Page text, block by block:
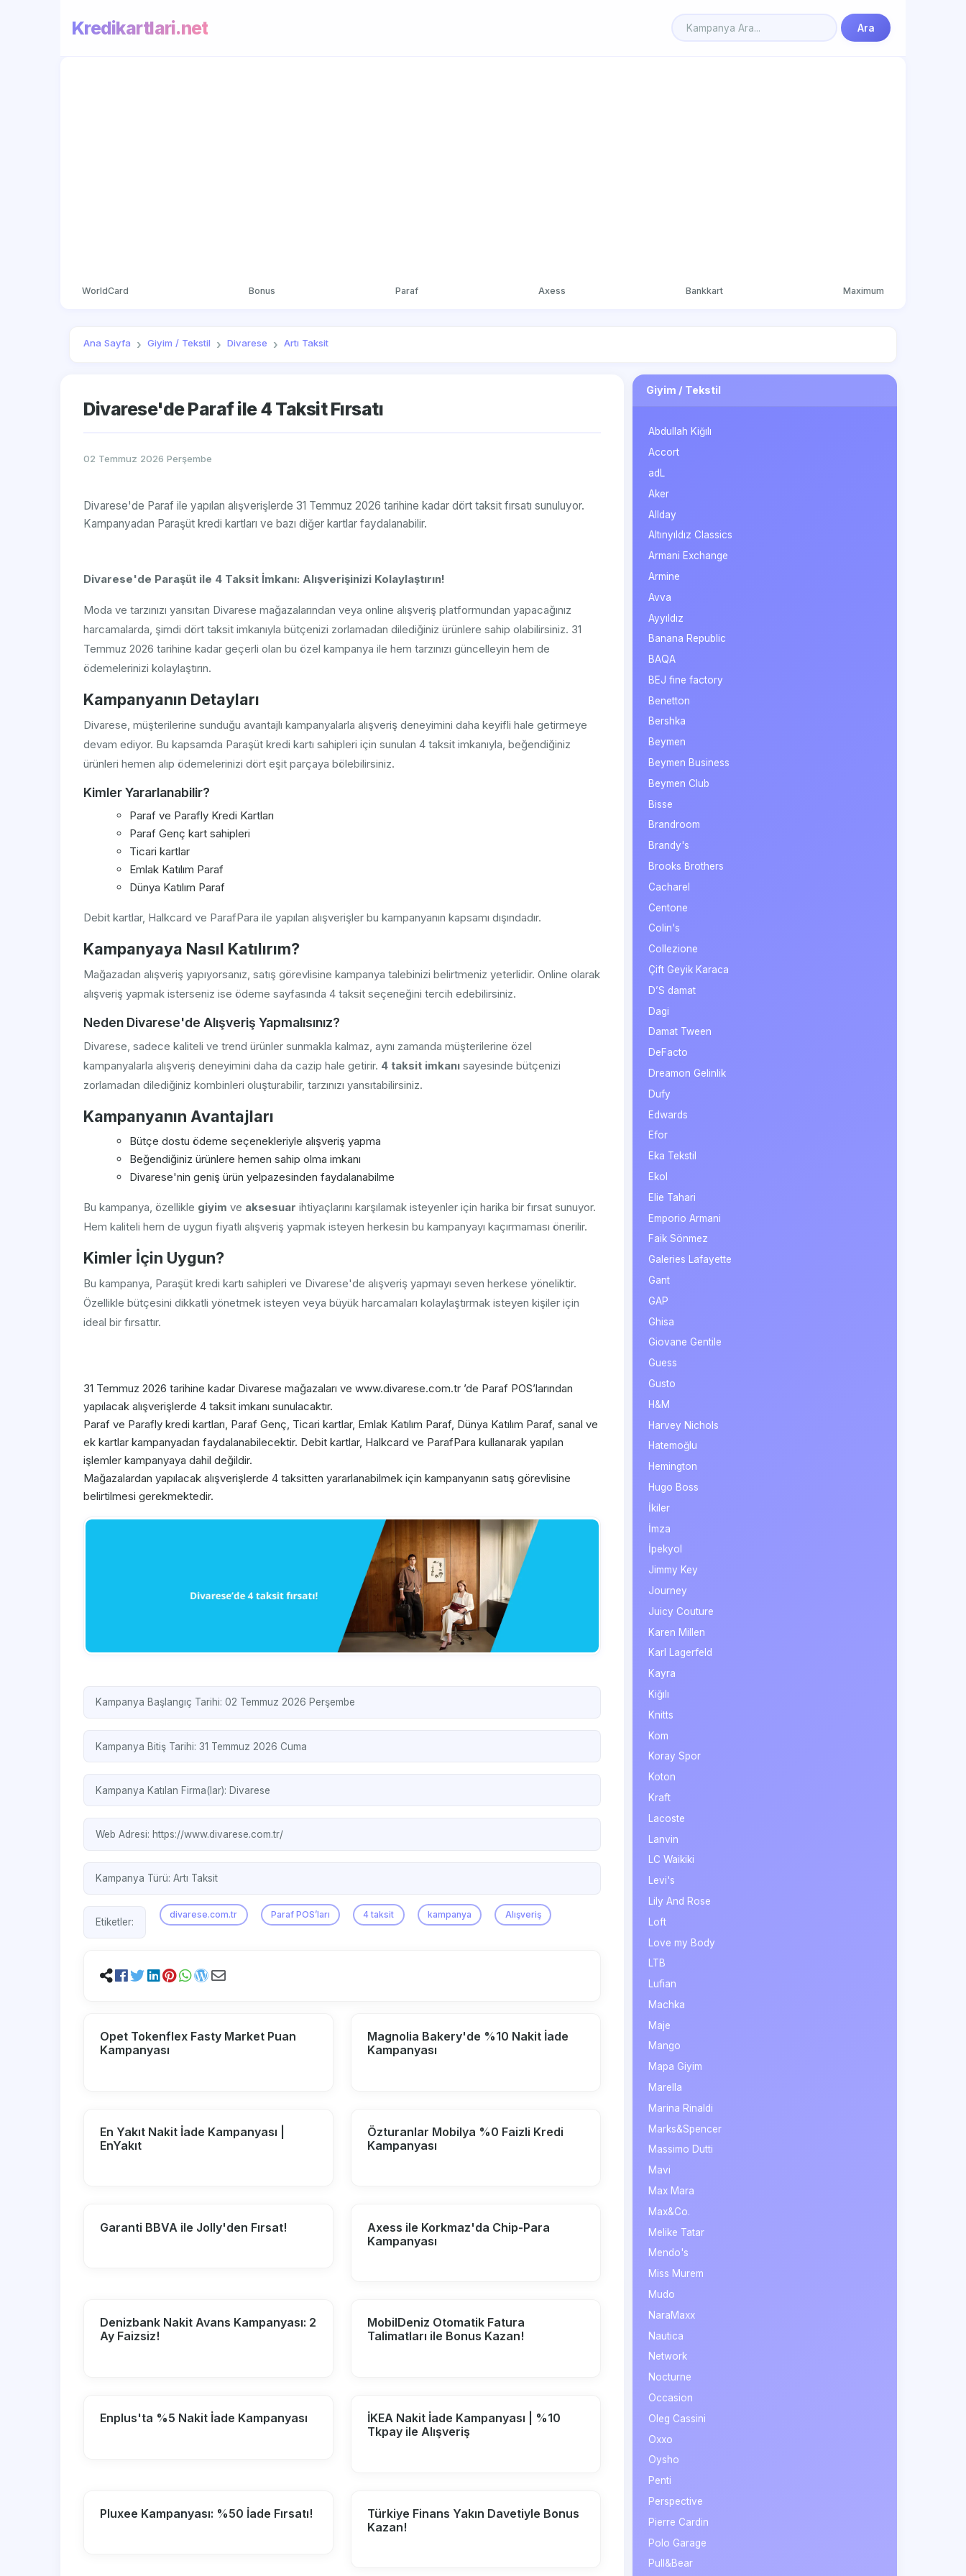
Kredikartlari.net Ara
WorldCard Bonus Paraf Axess Bankkart Maximum
Ana Sayfa Giyim / Tekstil Divarese Artı Taksit
Divarese'de Paraf ile 4 Taksit Fırsatı
02 Temmuz 2026 Perşembe
Divarese'de Paraf ile yapılan alışverişlerde 31 Temmuz 2026 tarihine kadar dört taksit fırsatı sunuluyor.
Kampanyadan Paraşüt kredi kartları ve bazı diğer kartlar faydalanabilir.
Divarese'de Paraşüt ile 4 Taksit İmkanı: Alışverişinizi Kolaylaştırın!
Moda ve tarzınızı yansıtan Divarese mağazalarından veya online alışveriş platformundan yapacağınız
harcamalarda, şimdi dört taksit imkanıyla bütçenizi zorlamadan dilediğiniz ürünlere sahip olabilirsiniz. 31
Temmuz 2026 tarihine kadar geçerli olan bu özel kampanya ile hem tarzınızı güncelleyin hem de
ödemelerinizi kolaylaştırın.
Kampanyanın Detayları
Divarese, müşterilerine sunduğu avantajlı kampanyalarla alışveriş deneyimini daha keyifli hale getirmeye
devam ediyor. Bu kapsamda Paraşüt kredi kartı sahipleri için sunulan 4 taksit imkanıyla, beğendiğiniz
ürünleri hemen alıp ödemelerinizi dört eşit parçaya bölebilirsiniz.
Kimler Yararlanabilir?
Paraf ve Parafly Kredi Kartları
Paraf Genç kart sahipleri
Ticari kartlar
Emlak Katılım Paraf
Dünya Katılım Paraf
Debit kartlar, Halkcard ve ParafPara ile yapılan alışverişler bu kampanyanın kapsamı dışındadır.
Kampanyaya Nasıl Katılırım?
Mağazadan alışveriş yapıyorsanız, satış görevlisine kampanya talebinizi belirtmeniz yeterlidir. Online olarak
alışveriş yapmak isterseniz ise ödeme sayfasında 4 taksit seçeneğini tercih edebilirsiniz.
Neden Divarese'de Alışveriş Yapmalısınız?
Divarese, sadece kaliteli ve trend ürünler sunmakla kalmaz, aynı zamanda müşterilerine özel
kampanyalarla alışveriş deneyimini daha da cazip hale getirir. 4 taksit imkanı sayesinde bütçenizi
zorlamadan dilediğiniz kombinleri oluşturabilir, tarzınızı yansıtabilirsiniz.
Kampanyanın Avantajları
Bütçe dostu ödeme seçenekleriyle alışveriş yapma
Beğendiğiniz ürünlere hemen sahip olma imkanı
Divarese'nin geniş ürün yelpazesinden faydalanabilme
Bu kampanya, özellikle giyim ve aksesuar ihtiyaçlarını karşılamak isteyenler için harika bir fırsat sunuyor.
Hem kaliteli hem de uygun fiyatlı alışveriş yapmak isteyen herkesin bu kampanyayı kaçırmaması önerilir.
Kimler İçin Uygun?
Bu kampanya, Paraşüt kredi kartı sahipleri ve Divarese'de alışveriş yapmayı seven herkese yöneliktir.
Özellikle bütçesini dikkatli yönetmek isteyen veya büyük harcamaları kolaylaştırmak isteyen kişiler için
ideal bir fırsattır.
31 Temmuz 2026 tarihine kadar Divarese mağazaları ve www.divarese.com.tr ’de Paraf POS’larından
yapılacak alışverişlerde 4 taksit imkanı sunulacaktır.
Paraf ve Parafly kredi kartları, Paraf Genç, Ticari kartlar, Emlak Katılım Paraf, Dünya Katılım Paraf, sanal ve
ek kartlar kampanyadan faydalanabilecektir. Debit kartlar, Halkcard ve ParafPara kullanarak yapılan
işlemler kampanyaya dahil değildir.
Mağazalardan yapılacak alışverişlerde 4 taksitten yararlanabilmek için kampanyanın satış görevlisine
belirtilmesi gerekmektedir.
Kampanya Başlangıç Tarihi: 02 Temmuz 2026 Perşembe
Kampanya Bitiş Tarihi: 31 Temmuz 2026 Cuma
Kampanya Katılan Firma(lar): Divarese
Web Adresi: https://www.divarese.com.tr/
Kampanya Türü: Artı Taksit
Etiketler:
divarese.com.tr Paraf POS’ları 4 taksit kampanya Alışveriş
Opet Tokenflex Fasty Market Puan
Kampanyası
Magnolia Bakery'de %10 Nakit İade
Kampanyası
En Yakıt Nakit İade Kampanyası |
EnYakıt
Özturanlar Mobilya %0 Faizli Kredi
Kampanyası
Garanti BBVA ile Jolly'den Fırsat!
Axess ile Korkmaz'da Chip-Para
Kampanyası
Denizbank Nakit Avans Kampanyası: 2
Ay Faizsiz!
MobilDeniz Otomatik Fatura
Talimatları ile Bonus Kazan!
Enplus'ta %5 Nakit İade Kampanyası
İKEA Nakit İade Kampanyası | %10
Tkpay ile Alışveriş
Pluxee Kampanyası: %50 İade Fırsatı!
Türkiye Finans Yakın Davetiyle Bonus
Kazan!
Giyim / Tekstil
Abdullah Kiğılı
Accort
adL
Aker
Allday
Altınyıldız Classics
Armani Exchange
Armine
Avva
Ayyıldız
Banana Republic
BAQA
BEJ fine factory
Benetton
Bershka
Beymen
Beymen Business
Beymen Club
Bisse
Brandroom
Brandy's
Brooks Brothers
Cacharel
Centone
Colin's
Collezione
Çift Geyik Karaca
D’S damat
Dagi
Damat Tween
DeFacto
Dreamon Gelinlik
Dufy
Edwards
Efor
Eka Tekstil
Ekol
Elie Tahari
Emporio Armani
Faik Sönmez
Galeries Lafayette
Gant
GAP
Ghisa
Giovane Gentile
Guess
Gusto
H&M
Harvey Nichols
Hatemoğlu
Hemington
Hugo Boss
İkiler
İmza
İpekyol
Jimmy Key
Journey
Juicy Couture
Karen Millen
Karl Lagerfeld
Kayra
Kiğılı
Knitts
Kom
Koray Spor
Koton
Kraft
Lacoste
Lanvin
LC Waikiki
Levi's
Lily And Rose
Loft
Love my Body
LTB
Lufian
Machka
Maje
Mango
Mapa Giyim
Marella
Marina Rinaldi
Marks&Spencer
Massimo Dutti
Mavi
Max Mara
Max&Co.
Melike Tatar
Mendo's
Miss Murem
Mudo
NaraMaxx
Nautica
Network
Nocturne
Occasion
Oleg Cassini
Oxxo
Oysho
Penti
Perspective
Pierre Cardin
Polo Garage
Pull&Bear